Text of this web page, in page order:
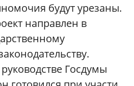
будут урезаны.
направлен в
Госдумы